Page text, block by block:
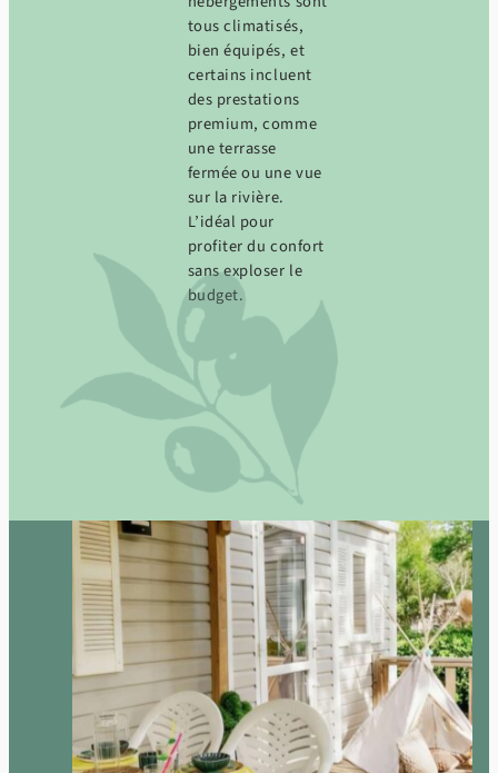
tous climatisés,
bien équipés, et
certains incluent
des prestations
premium, comme
une terrasse
fermée ou une vue
sur la rivière.
L’idéal pour
profiter du confort
sans exploser le
budget.